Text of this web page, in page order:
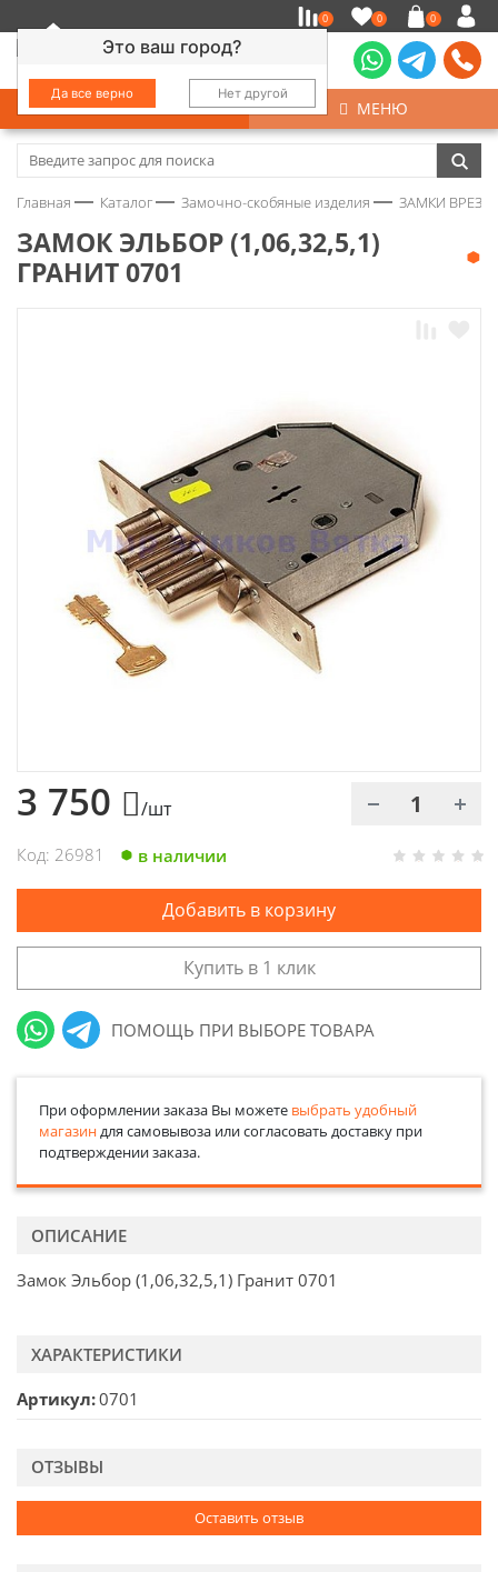
Это ваш город?
Да все верно Нет другой
0 0 0
КАТАЛОГ МЕНЮ
Замочно-скобяные изделия
Колеса
Хозтовары
Электроды и проволока
Главная Каталог Замочно-скобяные изделия ЗАМКИ
ЗАМОК ЭЛЬБОР (1,06,32,5,1)
ГРАНИТ 0701
3 750 /шт
Код: 26981 в наличии
Добавить в корзину
Купить в 1 клик
ПОМОЩЬ ПРИ ВЫБОРЕ ТОВАРА
При оформлении заказа Вы можете выбрать удобный
магазиндля самовывоза или согласовать доставку при
подтверждении заказа.
ОПИСАНИЕ
Замок Эльбор (1,06,32,5,1) Гранит 0701
ХАРАКТЕРИСТИКИ
Артикул 0701
ОТЗЫВЫ
Оставить отзыв